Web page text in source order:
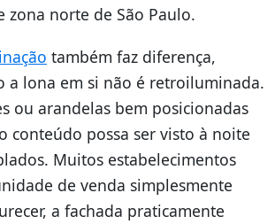
zona norte de São Paulo.
também faz diferença,
a lona em si não é retroiluminada.
ou arandelas bem posicionadas
conteúdo possa ser visto à noite
Muitos estabelecimentos
de venda simplesmente
a fachada praticamente